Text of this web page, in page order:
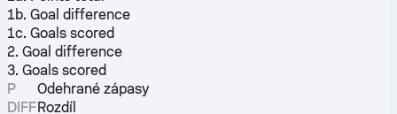
1b. Goal difference
1c. Goals scored
2. Goal difference
3. Goals scored
P
Odehrané zápasy
DIFFRozdíl